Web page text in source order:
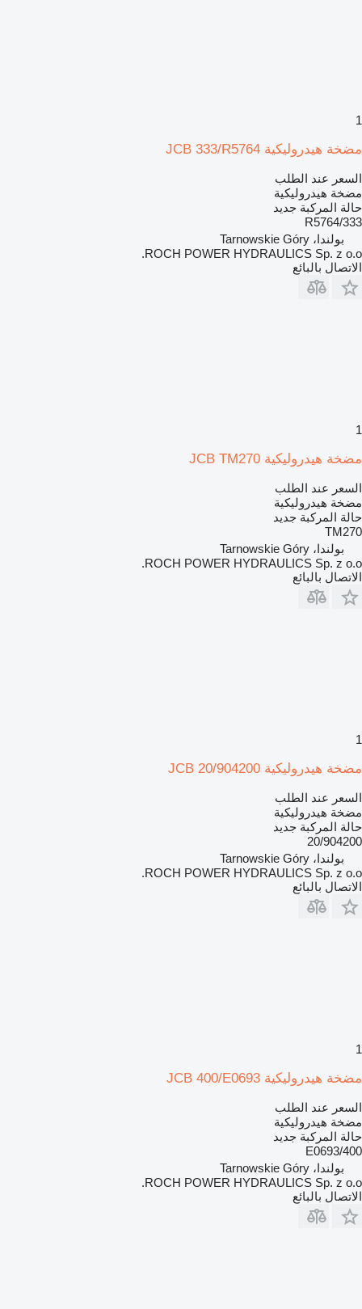
1
مضخة هيدروليكية JCB 333/R5764
السعر عند الطلب
مضخة هيدروليكية
حالة المركبة جديد
333/R5764
بولندا، Tarnowskie Góry
ROCH POWER HYDRAULICS Sp. z o.o.
الاتصال بالبائع
1
مضخة هيدروليكية JCB TM270
السعر عند الطلب
مضخة هيدروليكية
حالة المركبة جديد
TM270
بولندا، Tarnowskie Góry
ROCH POWER HYDRAULICS Sp. z o.o.
الاتصال بالبائع
1
مضخة هيدروليكية JCB 20/904200
السعر عند الطلب
مضخة هيدروليكية
حالة المركبة جديد
20/904200
بولندا، Tarnowskie Góry
ROCH POWER HYDRAULICS Sp. z o.o.
الاتصال بالبائع
1
مضخة هيدروليكية JCB 400/E0693
السعر عند الطلب
مضخة هيدروليكية
حالة المركبة جديد
400/E0693
بولندا، Tarnowskie Góry
ROCH POWER HYDRAULICS Sp. z o.o.
الاتصال بالبائع